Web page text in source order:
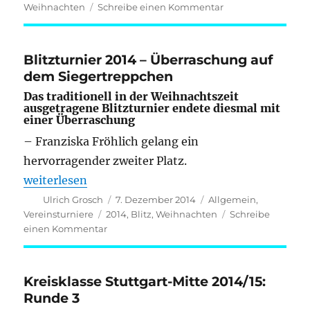
Weihnachten
Schreibe einen Kommentarzu
Weihnachtsturnier
Schachjugend
Blitzturnier 2014 – Überraschung auf
dem Siegertreppchen
Das traditionell in der Weihnachtszeit
ausgetragene Blitzturnier endete diesmal mit
einer Überraschung
– Franziska Fröhlich gelang ein
hervorragender zweiter Platz.
„Blitzturnier 2014 – Überraschung auf dem
weiterlesen
Autor
Ulrich Grosch
Veröffentlicht
am
7. Dezember 2014 Kategorien
Allgemein,
Vereinsturniere
Schlagwörter
2014, Blitz,Weihnachten
Schreibe
einen Kommentarzu
Blitzturnier
Überraschung
Kreisklasse Stuttgart-Mitte 2014/15:
Runde 3